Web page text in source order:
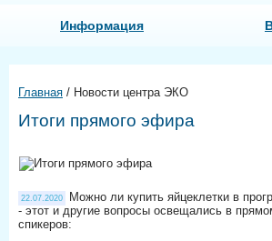
Информация
Главная / Новости центра ЭКО
Итоги прямого эфира
22.07.2020
Можно ли купить яйцеклетки в
- этот и другие вопросы освещались в
спикеров:⠀⠀